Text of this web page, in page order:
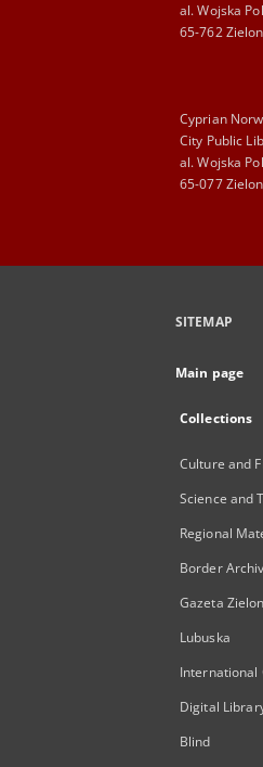
al. Wojska
65-762
Cyprian
City Public
al. Wojska
65-077
SITEMAP
Main page
Collections
Culture and
Science and
Regional
Border
Gazeta
Lubuska
International
Digital
Blind